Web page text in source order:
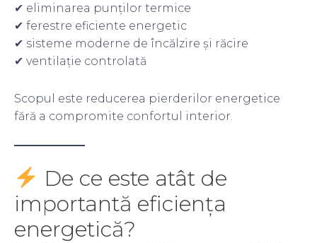
✔ eliminarea punților termice
✔ ferestre eficiente energetic
✔ sisteme moderne de încălzire și răcire
✔ ventilație controlată
Scopul este reducerea pierderilor energetice
fără a compromite confortul interior.
De ce este atât de
importantă eficiența
energetică?